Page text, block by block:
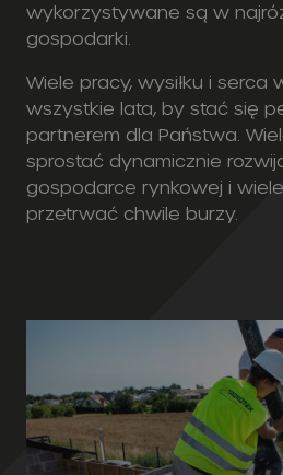
wykorzystywane są w
gospodarki.
Wiele pracy, wysiłku i serca
wszystkie lata, by stać się
partnerem dla Państwa.
sprostać dynamicznie
gospodarce rynkowej i
przetrwać chwile burzy.